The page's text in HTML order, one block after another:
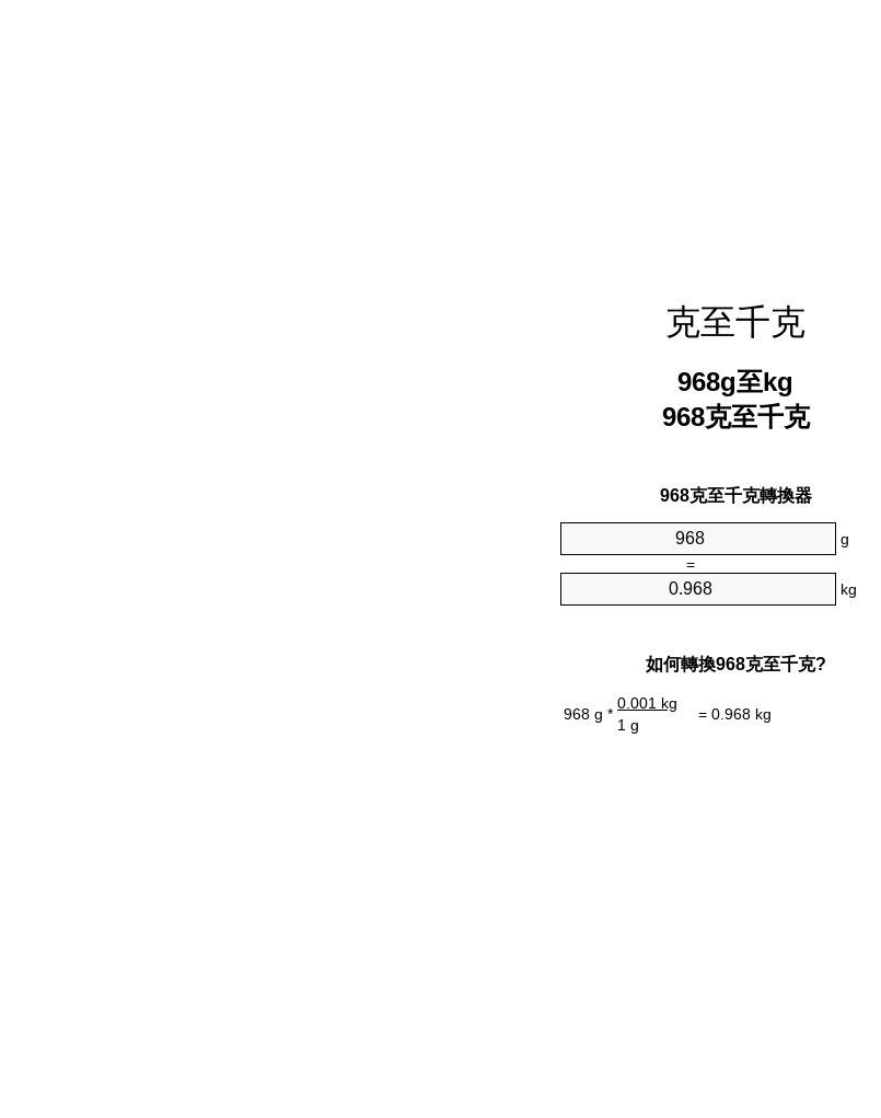
克至千克
968g至kg
968克至千克
968克至千克轉換器
g
=
kg
如何轉換968克至千克?
968 g *
0.001 kg
= 0.968 kg
1 g